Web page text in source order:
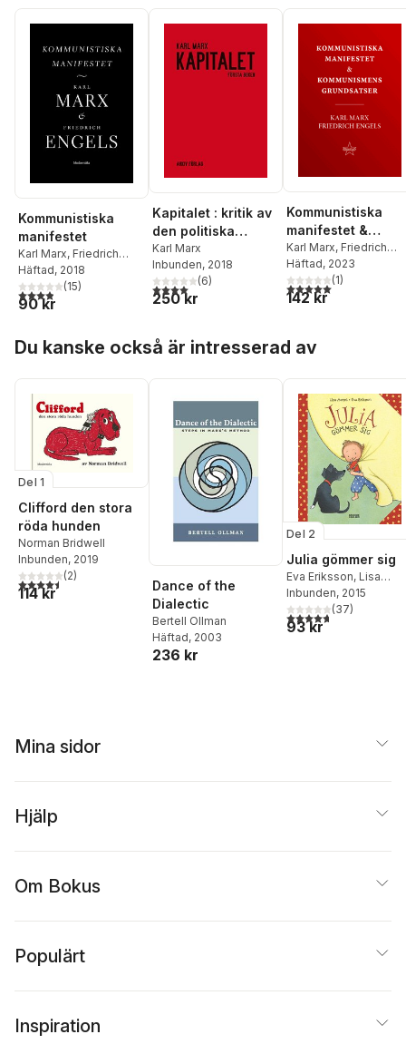
Kommunistiska
manifestet
Karl Marx, Friedrich
Engels
Häftad, 2018
3,9utav 5 stjärnor. Totalt antal röster:
(15)
90 kr
Kapitalet : kritik av
den politiska
ekonomin. Första
boken. Kapitalets
produktionsproces
s
Karl Marx
Inbunden, 2018
4,0utav 5 stjärnor. Totalt antal röster:
(6)
250 kr
Kommunistiska
manifestet &
kommunismens
grundsatser
Karl Marx, Friedrich
Engels
Häftad, 2023
5,0utav 5 stjärnor.
(1)
142 kr
Du kanske också är intresserad av
Del 1
Clifford den stora
röda hunden
Norman Bridwell
Inbunden, 2019
4,5utav 5 stjärnor. Totalt antal röster:
(2)
114 kr
Dance of the
Dialectic
Bertell Ollman
Häftad, 2003
236 kr
Del 2
Julia gömmer sig
Eva Eriksson, Lisa
Moroni
Inbunden, 2015
4,7utav 5 stjärnor.
(37)
93 kr
Mina sidor
Hjälp
Om Bokus
Populärt
Inspiration